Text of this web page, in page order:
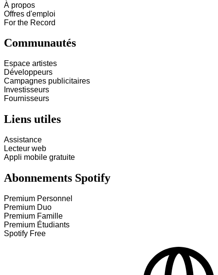
À propos
Offres d'emploi
For the Record
Communautés
Espace artistes
Développeurs
Campagnes publicitaires
Investisseurs
Fournisseurs
Liens utiles
Assistance
Lecteur web
Appli mobile gratuite
Abonnements Spotify
Premium Personnel
Premium Duo
Premium Famille
Premium Étudiants
Spotify Free